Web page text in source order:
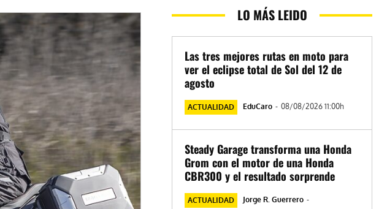
LO MÁS LEIDO
Las tres mejores rutas en moto para
ver el eclipse total de Sol del 12 de
agosto
ACTUALIDAD EduCaro - 08/08/2026 11:00h
Steady Garage transforma una Honda
Grom con el motor de una Honda
CBR300 y el resultado sorprende
ACTUALIDAD Jorge R. Guerrero -